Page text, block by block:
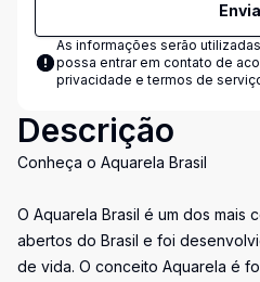
As informações serão
possa entrar em contato de
privacidade e termos de
Descrição
Conheça o Aquarela Brasil
O Aquarela Brasil é um dos mais
abertos do Brasil e foi
de vida. O conceito Aquarela é